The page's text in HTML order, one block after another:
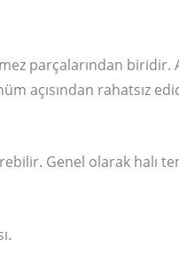
parçalarından biridir.
açısından rahatsız
Genel olarak halı